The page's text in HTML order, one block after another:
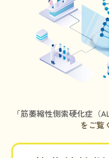
難病患者さんの生活と治療
「筋萎縮性側索硬化症（
をご覧